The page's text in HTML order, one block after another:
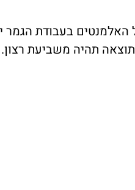
בעבודת הגמר
תהיה משביעת רצון.